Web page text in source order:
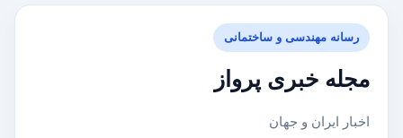
رسانه مهندسی و ساختمانی
مجله خبری پرواز
اخبار ایران و جهان